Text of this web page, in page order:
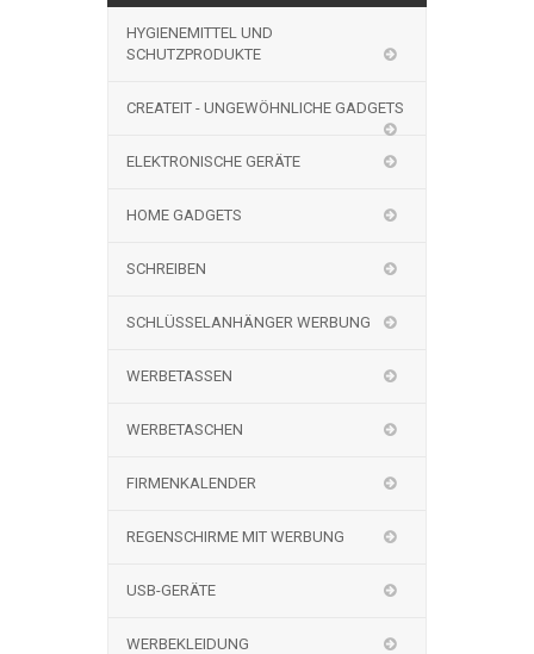
HYGIENEMITTEL UND
SCHUTZPRODUKTE
CREATEIT - UNGEWÖHNLICHE GADGETS
ELEKTRONISCHE GERÄTE
HOME GADGETS
SCHREIBEN
SCHLÜSSELANHÄNGER WERBUNG
WERBETASSEN
WERBETASCHEN
FIRMENKALENDER
REGENSCHIRME MIT WERBUNG
USB-GERÄTE
WERBEKLEIDUNG